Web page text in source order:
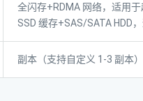
全闪存+RDMA 网络，适用
SSD 缓存+SAS/SATA HDD
副本（支持自定义 1-3 副本）